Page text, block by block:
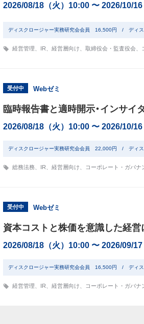
2026/08/18（火）10:00 〜 2026/10/
ディスクロージャー実務研究会会員 16,500円 / ディス
経営管理 IR 経営層向け 取締役会・監査役会
受付中 Webゼミ
臨時報告書と適時開示・インサ
2026/08/18（火）10:00 〜 2026/10/
ディスクロージャー実務研究会会員 22,000円 / ディス
総務法務 IR 経営層向け コーポレート・ガバナ
受付中 Webゼミ
資本コストと株価を意識した経
2026/08/18（火）10:00 〜 2026/09/
ディスクロージャー実務研究会会員 16,500円 / ディス
経営管理 IR 経営層向け コーポレート・ガバナ